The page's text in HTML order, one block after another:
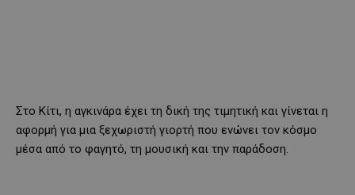
Στο Κίτι, η αγκινάρα έχει τη δική της τιμητική και γίνεται η
αφορμή για μια ξεχωριστή γιορτή που ενώνει τον κόσμο
μέσα από το φαγητό, τη μουσική και την παράδοση.